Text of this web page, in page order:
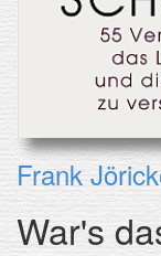
Frank
War's